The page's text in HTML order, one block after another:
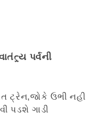
પર્વની